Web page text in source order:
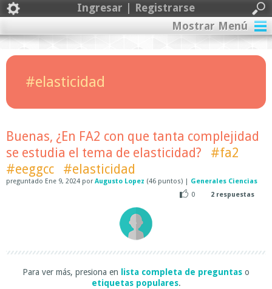
Ingresar | Registrarse
Mostrar Menú
#elasticidad
Buenas, ¿En FA2 con que tanta complejidad
se estudia el tema de elasticidad?
#fa2
#eeggcc
#elasticidad
preguntado Ene 9, 2024 por Augusto Lopez (46 puntos) | Generales Ciencias
0
2 respuestas
Para ver más, presiona en lista completa de preguntas o
etiquetas populares.